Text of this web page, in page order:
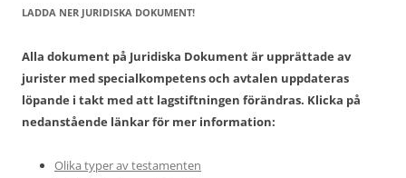
LADDA NER JURIDISKA DOKUMENT!
Alla dokument på Juridiska Dokument är upprättade av
jurister med specialkompetens och avtalen uppdateras
löpande i takt med att lagstiftningen förändras. Klicka på
nedanstående länkar för mer information:
Olika typer av testamenten